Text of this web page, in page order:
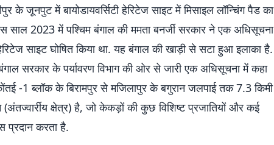
के जूनपुट में बायोडायवर्सिटी हेरिटेज साइट में मिसाइल लॉन्चिंग पैड का
इस साल 2023 में पश्चिम बंगाल की ममता बनर्जी सरकार ने एक अधिसूचना
हेरिटेज साइट घोषित किया था. यह बंगाल की खाड़ी से सटा हुआ इलाका है.
सरकार के पर्यावरण विभाग की ओर से जारी एक अधिसूचना में कहा
-1 ब्लॉक के बिरामपुर से मजिलापुर के बगुरान जलपाई तक 7.3 किमी
क्षेत्र) है, जो केकड़ों की कुछ विशिष्ट प्रजातियों और कई
प्रदान करता है.